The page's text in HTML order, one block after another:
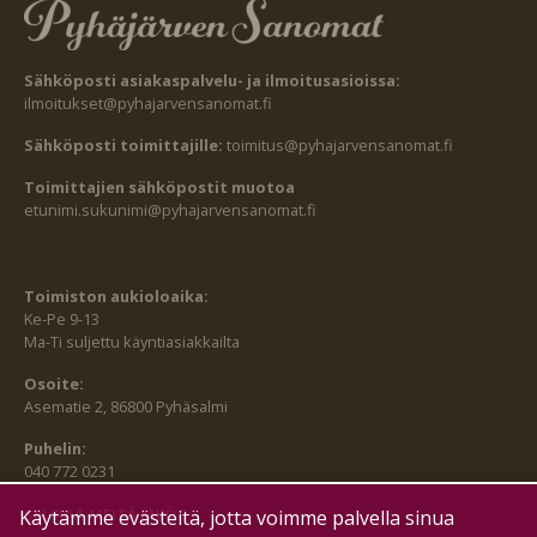
Sähköposti asiakaspalvelu- ja ilmoitusasioissa:
ilmoitukset@pyhajarvensanomat.fi
Sähköposti toimittajille: toimitus@pyhajarvensanomat.fi
Toimittajien sähköpostit muotoa
etunimi.sukunimi@pyhajarvensanomat.fi
Toimiston aukioloaika:
Ke-Pe 9-13
Ma-Ti suljettu käyntiasiakkailta
Osoite:
Asematie 2, 86800 Pyhäsalmi
Puhelin:
040 772 0231
SEURAA MEITÄ MYÖS:
Käytämme evästeitä, jotta voimme palvella sinua